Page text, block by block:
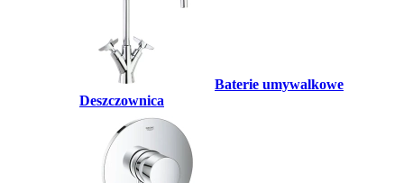
Baterie umywalkowe
Deszczownica